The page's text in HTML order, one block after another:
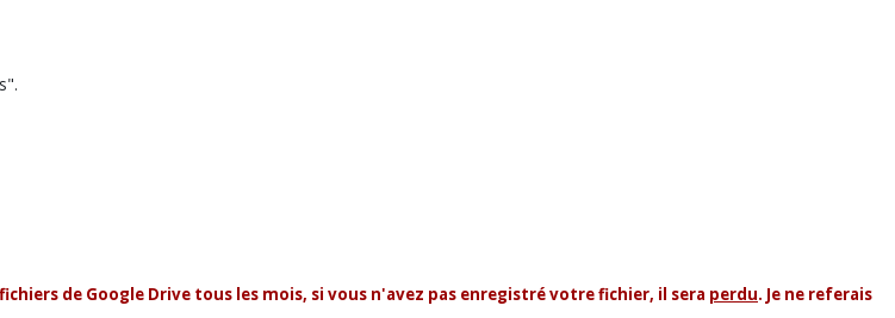
de Google Drive tous les mois, si vous n'avez pas enregistré votre fichier, il sera perdu. Je ne referais